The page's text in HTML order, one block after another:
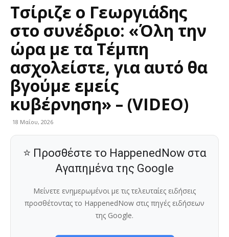
Τσίριζε ο Γεωργιάδης
στο συνέδριο: «Όλη την
ώρα με τα Τέμπη
ασχολείστε, για αυτό θα
βγούμε εμείς
κυβέρνηση» – (VIDEO)
18 Μαΐου, 2026
⭐ Προσθέστε το HappenedNow στα
Αγαπημένα της Google
Μείνετε ενημερωμένοι με τις τελευταίες ειδήσεις
προσθέτοντας το HappenedNow στις πηγές ειδήσεων
της Google.